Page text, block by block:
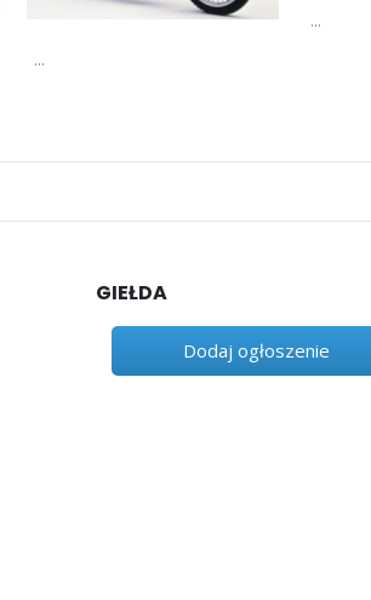
...
...
GIEŁDA
Dodaj ogłoszenie